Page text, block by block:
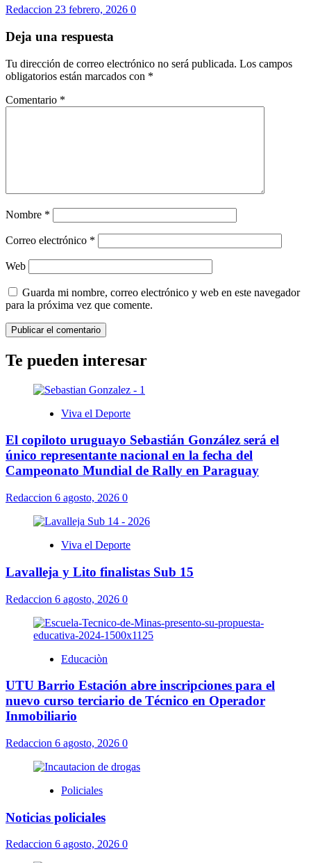
Redaccion 23 febrero, 2026 0
Deja una respuesta
Tu dirección de correo electrónico no será publicada. Los campos
obligatorios están marcados con *
Comentario *
Nombre *
Correo electrónico *
Web
Guarda mi nombre, correo electrónico y web en este navegador
para la próxima vez que comente.
Te pueden interesar
Viva el Deporte
El copiloto uruguayo Sebastián González será el
único representante nacional en la fecha del
Campeonato Mundial de Rally en Paraguay
Redaccion 6 agosto, 2026 0
Viva el Deporte
Lavalleja y Lito finalistas Sub 15
Redaccion 6 agosto, 2026 0
Educaciòn
UTU Barrio Estación abre inscripciones para el
nuevo curso terciario de Técnico en Operador
Inmobiliario
Redaccion 6 agosto, 2026 0
Policiales
Noticias policiales
Redaccion 6 agosto, 2026 0